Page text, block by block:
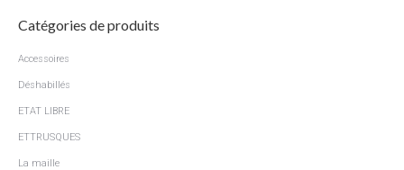
Catégories de produits
Accessoires
Déshabillés
ETAT LIBRE
ETTRUSQUES
La maille